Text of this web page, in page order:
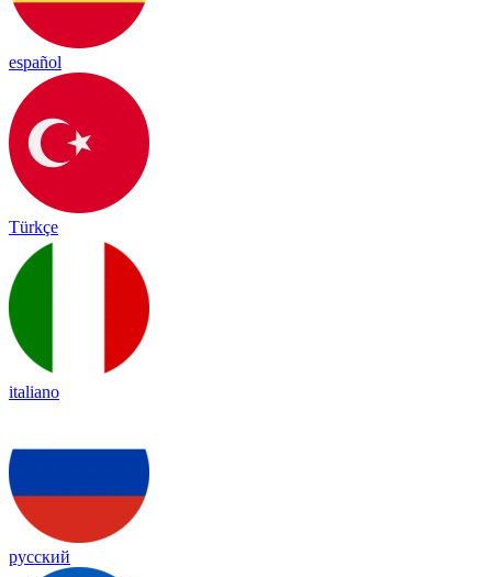
español
Türkçe
italiano
русский